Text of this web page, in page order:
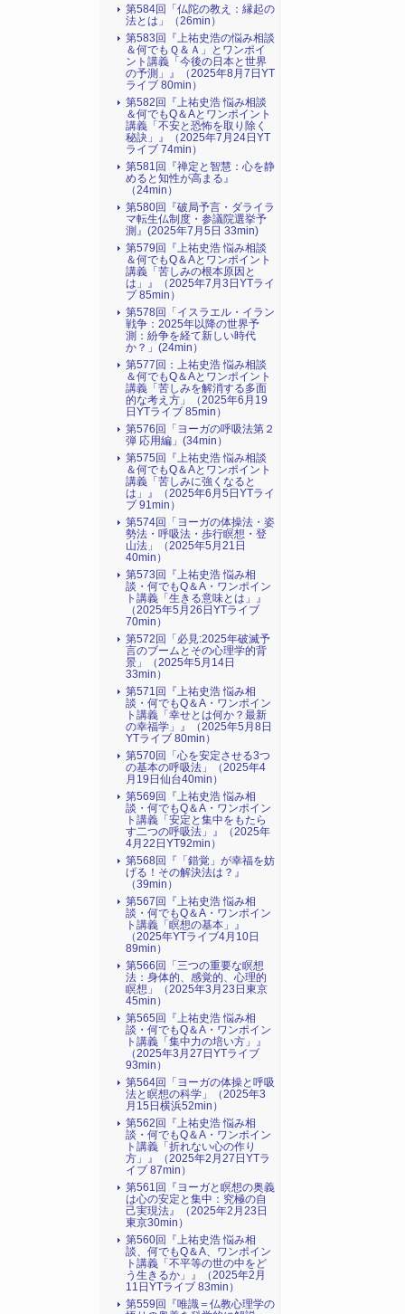
第584回「仏陀の教え：縁起の
法とは」（26min）
第583回『上祐史浩の悩み相談
＆何でもＱ＆Ａ」とワンポイ
ント講義「今後の日本と世界
の予測」』（2025年8月7日YT
ライブ 80min）
第582回『上祐史浩 悩み相談
＆何でもQ＆Aとワンポイント
講義「不安と恐怖を取り除く
秘訣」』（2025年7月24日YT
ライブ 74min）
第581回『禅定と智慧：心を静
めると知性が高まる』
（24min）
第580回『破局予言・ダライラ
マ転生仏制度・参議院選挙予
測』(2025年7月5日 33min)
第579回『上祐史浩 悩み相談
＆何でもQ＆Aとワンポイント
講義「苦しみの根本原因と
は」』（2025年7月3日YTライ
ブ 85min）
第578回「イスラエル・イラン
戦争：2025年以降の世界予
測：紛争を経て新しい時代
か？」(24min）
第577回：上祐史浩 悩み相談
＆何でもQ＆Aとワンポイント
講義「苦しみを解消する多面
的な考え方」（2025年6月19
日YTライブ 85min）
第576回「ヨーガの呼吸法第２
弾 応用編」(34min）
第575回『上祐史浩 悩み相談
＆何でもQ＆Aとワンポイント
講義「苦しみに強くなると
は」』（2025年6月5日YTライ
ブ 91min）
第574回「ヨーガの体操法・姿
勢法・呼吸法・歩行瞑想・登
山法」（2025年5月21日
40min）
第573回『上祐史浩 悩み相
談・何でもQ＆A・ワンポイン
ト講義「生きる意味とは」』
（2025年5月26日YTライブ
70min）
第572回「必見:2025年破滅予
言のブームとその心理学的背
景」（2025年5月14日
33min）
第571回『上祐史浩 悩み相
談・何でもQ＆A・ワンポイン
ト講義「幸せとは何か？最新
の幸福学」』（2025年5月8日
YTライブ 80min）
第570回「心を安定させる3つ
の基本の呼吸法」（2025年4
月19日仙台40min）
第569回『上祐史浩 悩み相
談・何でもQ＆A・ワンポイン
ト講義「安定と集中をもたら
す二つの呼吸法」』（2025年
4月22日YT92min）
第568回『「錯覚」が幸福を妨
げる！その解決法は？』
（39min）
第567回『上祐史浩 悩み相
談・何でもQ＆A・ワンポイン
ト講義「瞑想の基本」』
（2025年YTライブ4月10日
89min）
第566回「三つの重要な瞑想
法：身体的、感覚的、心理的
瞑想」（2025年3月23日東京
45min）
第565回『上祐史浩 悩み相
談・何でもQ＆A・ワンポイン
ト講義「集中力の培い方」』
（2025年3月27日YTライブ
93min）
第564回「ヨーガの体操と呼吸
法と瞑想の科学」（2025年3
月15日横浜52min）
第562回『上祐史浩 悩み相
談・何でもQ＆A・ワンポイン
ト講義「折れない心の作り
方」』（2025年2月27日YTラ
イブ 87min）
第561回『ヨーガと瞑想の奥義
は心の安定と集中：究極の自
己実現法』（2025年2月23日
東京30min）
第560回『上祐史浩 悩み相
談、何でもQ＆A、ワンポイン
ト講義「不平等の世の中をど
う生きるか」』（2025年2月
11日YTライブ 83min）
第559回『唯識＝仏教心理学の